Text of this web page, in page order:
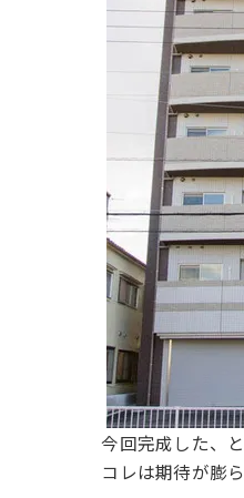
今回完成した、
コレは期待が膨